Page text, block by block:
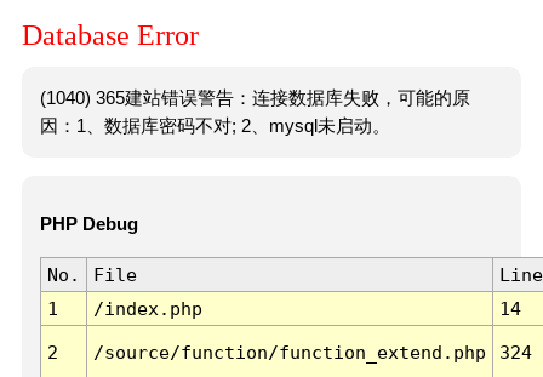
Database Error
(1040) 365建站错误警告：连接数据库失败，可能的原
因：1、数据库密码不对; 2、mysql未启动。
PHP Debug
No. File
Line
1
/index.php 14
2 /source/function/function_extend.php 324